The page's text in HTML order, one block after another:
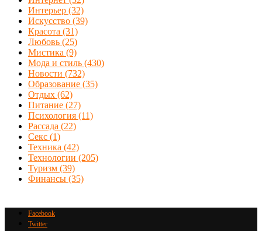
Интерьер (32)
Искусство (39)
Красота (31)
Любовь (25)
Мистика (9)
Мода и стиль (430)
Новости (732)
Образование (35)
Отдых (62)
Питание (27)
Психология (11)
Рассада (22)
Секс (1)
Техника (42)
Технологии (205)
Туризм (39)
Финансы (35)
Facebook
Twitter